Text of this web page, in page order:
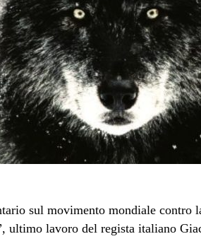
sul movimento mondiale contro
ultimo lavoro del regista italiano